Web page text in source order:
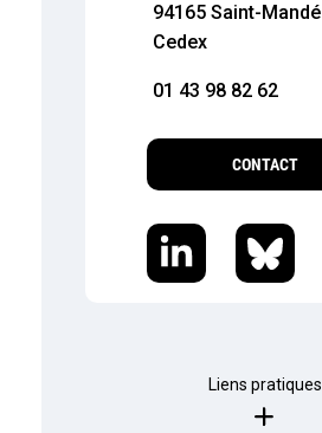
94165 Saint-Mandé
Cedex
01 43 98 82 62
CONTACT
Liens pratiques